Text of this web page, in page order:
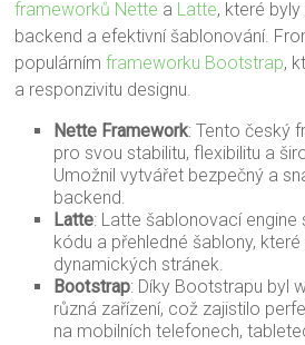
frameworků Nette a Latte, které
backend a efektivní šablonování.
populárnímframeworku Bootstrap,
a responzivitu designu.
Nette Framework: Tento český
pro svou stabilitu, flexibilitu a
Umožnil vytvářet bezpečný a
backend.
Latte: Latte šablonovací
kódu a přehledné šablony,
dynamických stránek.
Bootstrap: Díky Bootstrapu byl
různá zařízení, což zajistilo
na mobilních telefonech,